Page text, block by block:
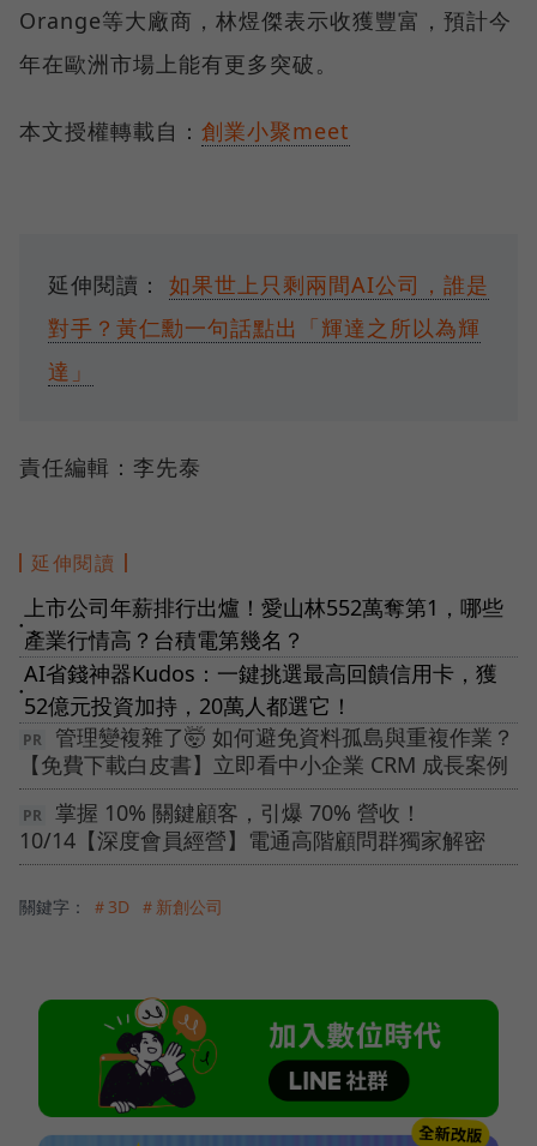
Orange等大廠商，林煜傑表示收獲豐富，預計今
年在歐洲市場上能有更多突破。
本文授權轉載自： 創業小聚meet
延伸閱讀： 如果世上只剩兩間AI公司，誰是
對手？黃仁勳一句話點出「輝達之所以為輝
達」
責任編輯：李先泰
延伸閱讀
●
上市公司年薪排行出爐！愛山林552萬奪第1，哪些
產業行情高？台積電第幾名？
●
AI省錢神器Kudos：一鍵挑選最高回饋信用卡，獲
52億元投資加持，20萬人都選它！
管理變複雜了🤯 如何避免資料孤島與重複作業？
【免費下載白皮書】立即看中小企業 CRM 成長案例
掌握 10% 關鍵顧客，引爆 70% 營收！
10/14【深度會員經營】電通高階顧問群獨家解密
關鍵字： ＃3D ＃新創公司